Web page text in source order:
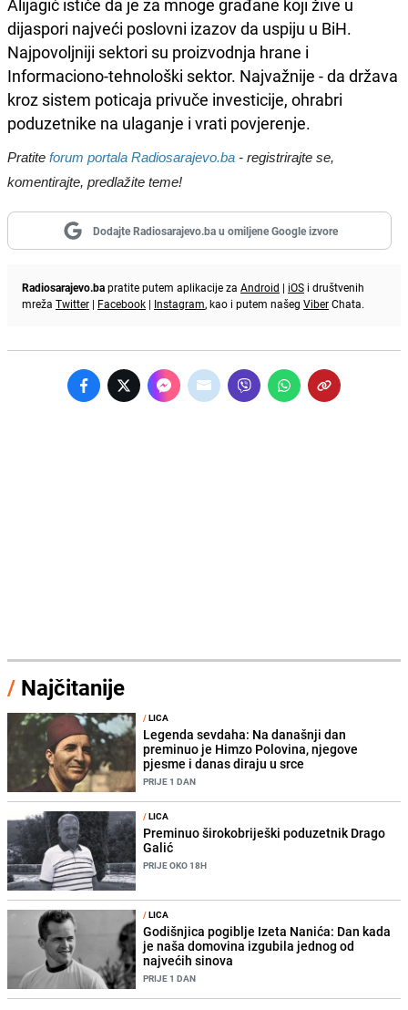
dijaspori najveći poslovni izazov da uspiju u BiH.
Najpovoljniji sektori su proizvodnja hrane i
Informaciono-tehnološki sektor. Najvažnije - da država
kroz sistem poticaja privuče investicije, ohrabri
poduzetnike na ulaganje i vrati povjerenje.
Pratite forum portala Radiosarajevo.ba - registrirajte se,
komentirajte, predlažite teme!
Dodajte Radiosarajevo.ba u omiljene Google izvore
Radiosarajevo.bapratite putem aplikacije za Android | iOS i društvenih
mreža Twitter | Facebook | Instagram, kao i putem našeg ViberChata.
/ Najčitanije
/LICA
Legenda sevdaha: Na današnji dan
preminuo je Himzo Polovina, njegove
pjesme i danas diraju u srce
PRIJE 1 DAN
/LICA
Preminuo širokobriješki poduzetnik Drago
Galić
PRIJE OKO 18H
/LICA
Godišnjica pogiblje Izeta Nanića: Dan kada
je naša domovina izgubila jednog od
najvećih sinova
PRIJE 1 DAN